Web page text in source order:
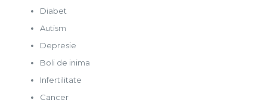
Diabet
Autism
Depresie
Boli de inima
Infertilitate
Cancer